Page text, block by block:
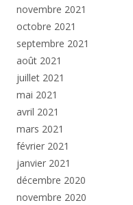
novembre 2021
octobre 2021
septembre 2021
août 2021
juillet 2021
mai 2021
avril 2021
mars 2021
février 2021
janvier 2021
décembre 2020
novembre 2020